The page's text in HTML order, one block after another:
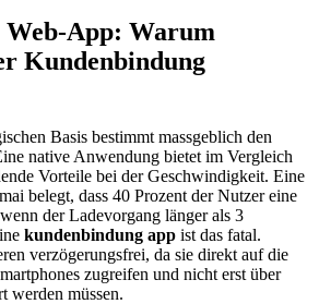
Web-App: Warum
Kundenbindung
Basis bestimmt massgeblich den
native Anwendung bietet im Vergleich
Vorteile bei der Geschwindigkeit. Eine
belegt, dass 40 Prozent der Nutzer eine
der Ladevorgang länger als 3
kundenbindung app ist das fatal.
verzögerungsfrei, da sie direkt auf die
zugreifen und nicht erst über
werden müssen.